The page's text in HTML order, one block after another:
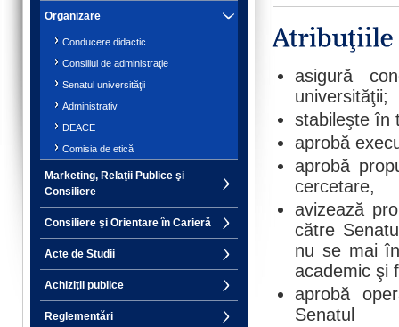
Organizare
Conducere didactic
Consiliul de administraţie
Senatul universităţii
Administrativ
DEACE
Comisia de etică
Marketing, Relaţii Publice şi
Consiliere
Consiliere şi Orientare în Carieră
Acte de Studii
Achiziţii publice
Reglementări
asigură
universităţii;
stabileşte în
aprobă
aprobă
cercetare,
avizează
către
nu se mai
academic şi
aprobă
Senatul